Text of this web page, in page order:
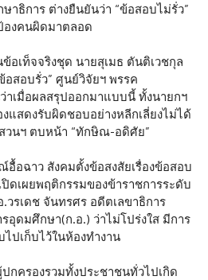
าธิการ ต่างยืนยันว่า “ข้อสอบไม่รั่ว”
องคนผิดมาตลอด
อเท็จจริงชุด นายสุเมธ ตันติเวชกุล
อสอบรั่ว” ศูนย์วิจัยฯ พรรค
เมื่อผลสรุปออกมาแบบนี้ ทั้งนายกฯ
สดงรับผิดชอบอย่างหลีกเลี่ยงไม่ได้
วนฯ ตบหน้า “ทักษิณ-อดิศัย”
อื้อฉาว สังคมตั้งข้อสงสัยเรื่องข้อสอบ
ปิดเผยพฤติกรรมของข้าราชการระดับ
วรเดช จันทรศร อดีตเลขาธิการ
อุดมศึกษา(ก.อ.) ว่าไม่โปร่งใส มีการ
ปเก็บไว้ในห้องทำงาน
กครองรวมทั้งประชาชนทั่วไปเกิด